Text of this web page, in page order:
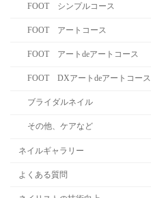
FOOT シンプルコース
FOOT アートコース
FOOT アートdeアートコース
FOOT DXアートdeアートコース
ブライダルネイル
その他、ケアなど
ネイルギャラリー
よくある質問